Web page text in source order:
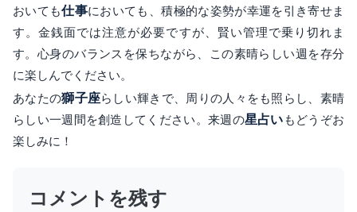
おいても仕事においても、積極的な姿勢が幸運を引き寄せま
す。金銭面では注意が必要ですが、賢い管理で乗り切れま
す。心身のバランスを保ちながら、この素晴らしい週を存分
に楽しんでください。
あなたの獅子座らしい輝きで、周りの人々をも照らし、素晴
らしい一週間を創造してください。来週の星占い もどうぞお
楽しみに！
コメントを残す